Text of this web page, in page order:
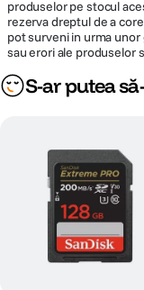
produselor pe stocul
rezerva dreptul de a
pot surveni in urma
sau erori ale produselor
S-ar putea